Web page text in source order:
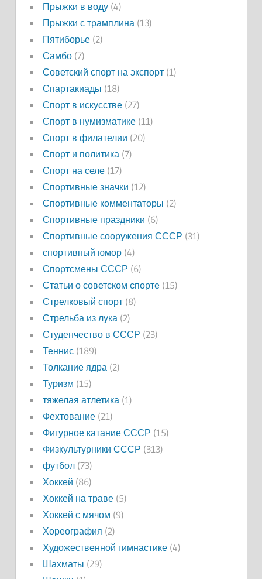
Прыжки в воду(4)
Прыжки с трамплина(13)
Пятиборье(2)
Самбо(7)
Советский спорт на экспорт(1)
Спартакиады (18)
Спорт в искусстве(27)
Спорт в нумизматике(11)
Спорт в филателии (20)
Спорт и политика(7)
Спорт на селе(17)
Спортивные значки (12)
Спортивные комментаторы (2)
Спортивные праздники (6)
Спортивные сооружения СССР (31)
спортивный юмор(4)
Спортсмены СССР (6)
Статьи о советском спорте(15)
Стрелковый спорт(8)
Стрельба из лука(2)
Студенчество в СССР (23)
Теннис(189)
Толкание ядра(2)
Туризм (15)
тяжелая атлетика(1)
Фехтование(21)
Фигурное катание СССР (15)
Физкультурники СССР (313)
футбол(73)
Хоккей (86)
Хоккей на траве(5)
Хоккей с мячом (9)
Хореография (2)
Художественной гимнастике(4)
Шахматы (29)